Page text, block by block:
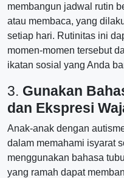
membangun jadwal rutin
atau membaca, yang
setiap hari. Rutinitas ini
momen-momen tersebut
ikatan sosial yang Anda
3. Gunakan
dan Ekspresi
Anak-anak dengan
dalam memahami isyarat
menggunakan bahasa
yang ramah dapat